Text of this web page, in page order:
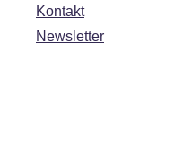
Kontakt
Newsletter